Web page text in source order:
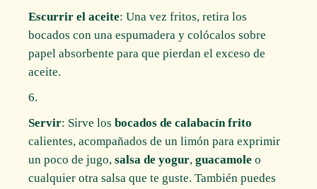
Escurrir el aceite: Una vez fritos, retira los
bocados con una espumadera y colócalos sobre
papel absorbente para que pierdan el exceso de
aceite.
Servir: Sirve losbocados de calabacín frito
calientes, acompañados de un limón para exprimir
un poco de jugo,salsa de yogur,guacamole o
cualquier otra salsa que te guste. También puedes